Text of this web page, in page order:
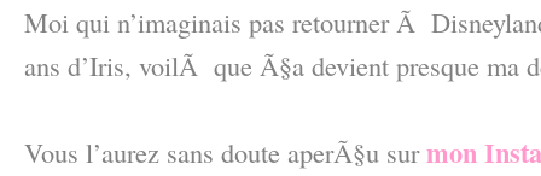
Moi qui n’imaginais pas retourner Ã
ans d’Iris, voilÃ que Ã§a devient presque ma
Vous l’aurez sans doute aperÃ§u surmon